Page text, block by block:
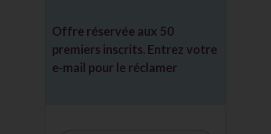
Offre réservée aux 50
premiers inscrits. Entrez votre
e-mail pour le réclamer